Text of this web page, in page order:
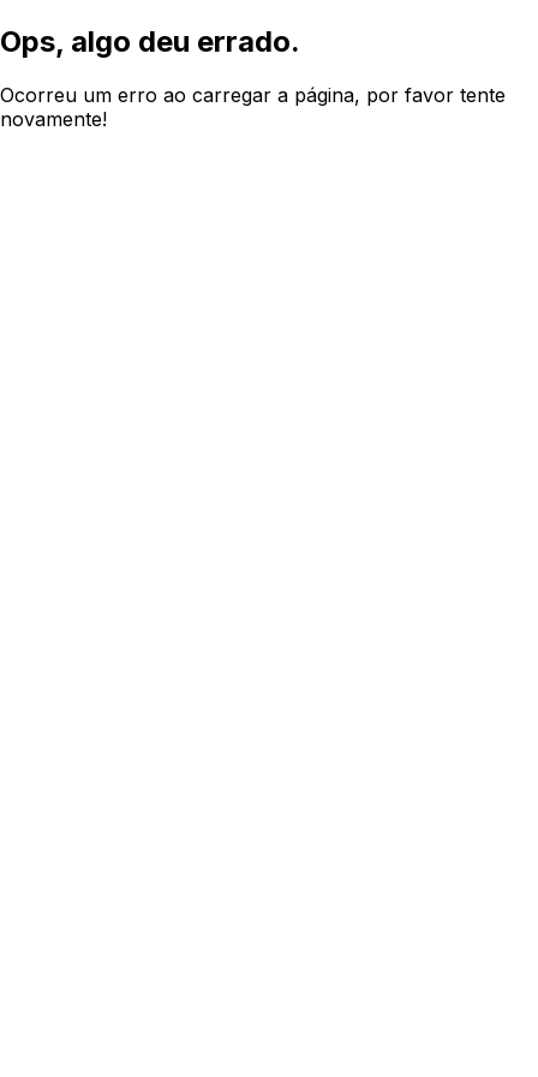
Ops, algo deu errado.
Ocorreu um erro ao carregar a página, por favor tente
novamente!